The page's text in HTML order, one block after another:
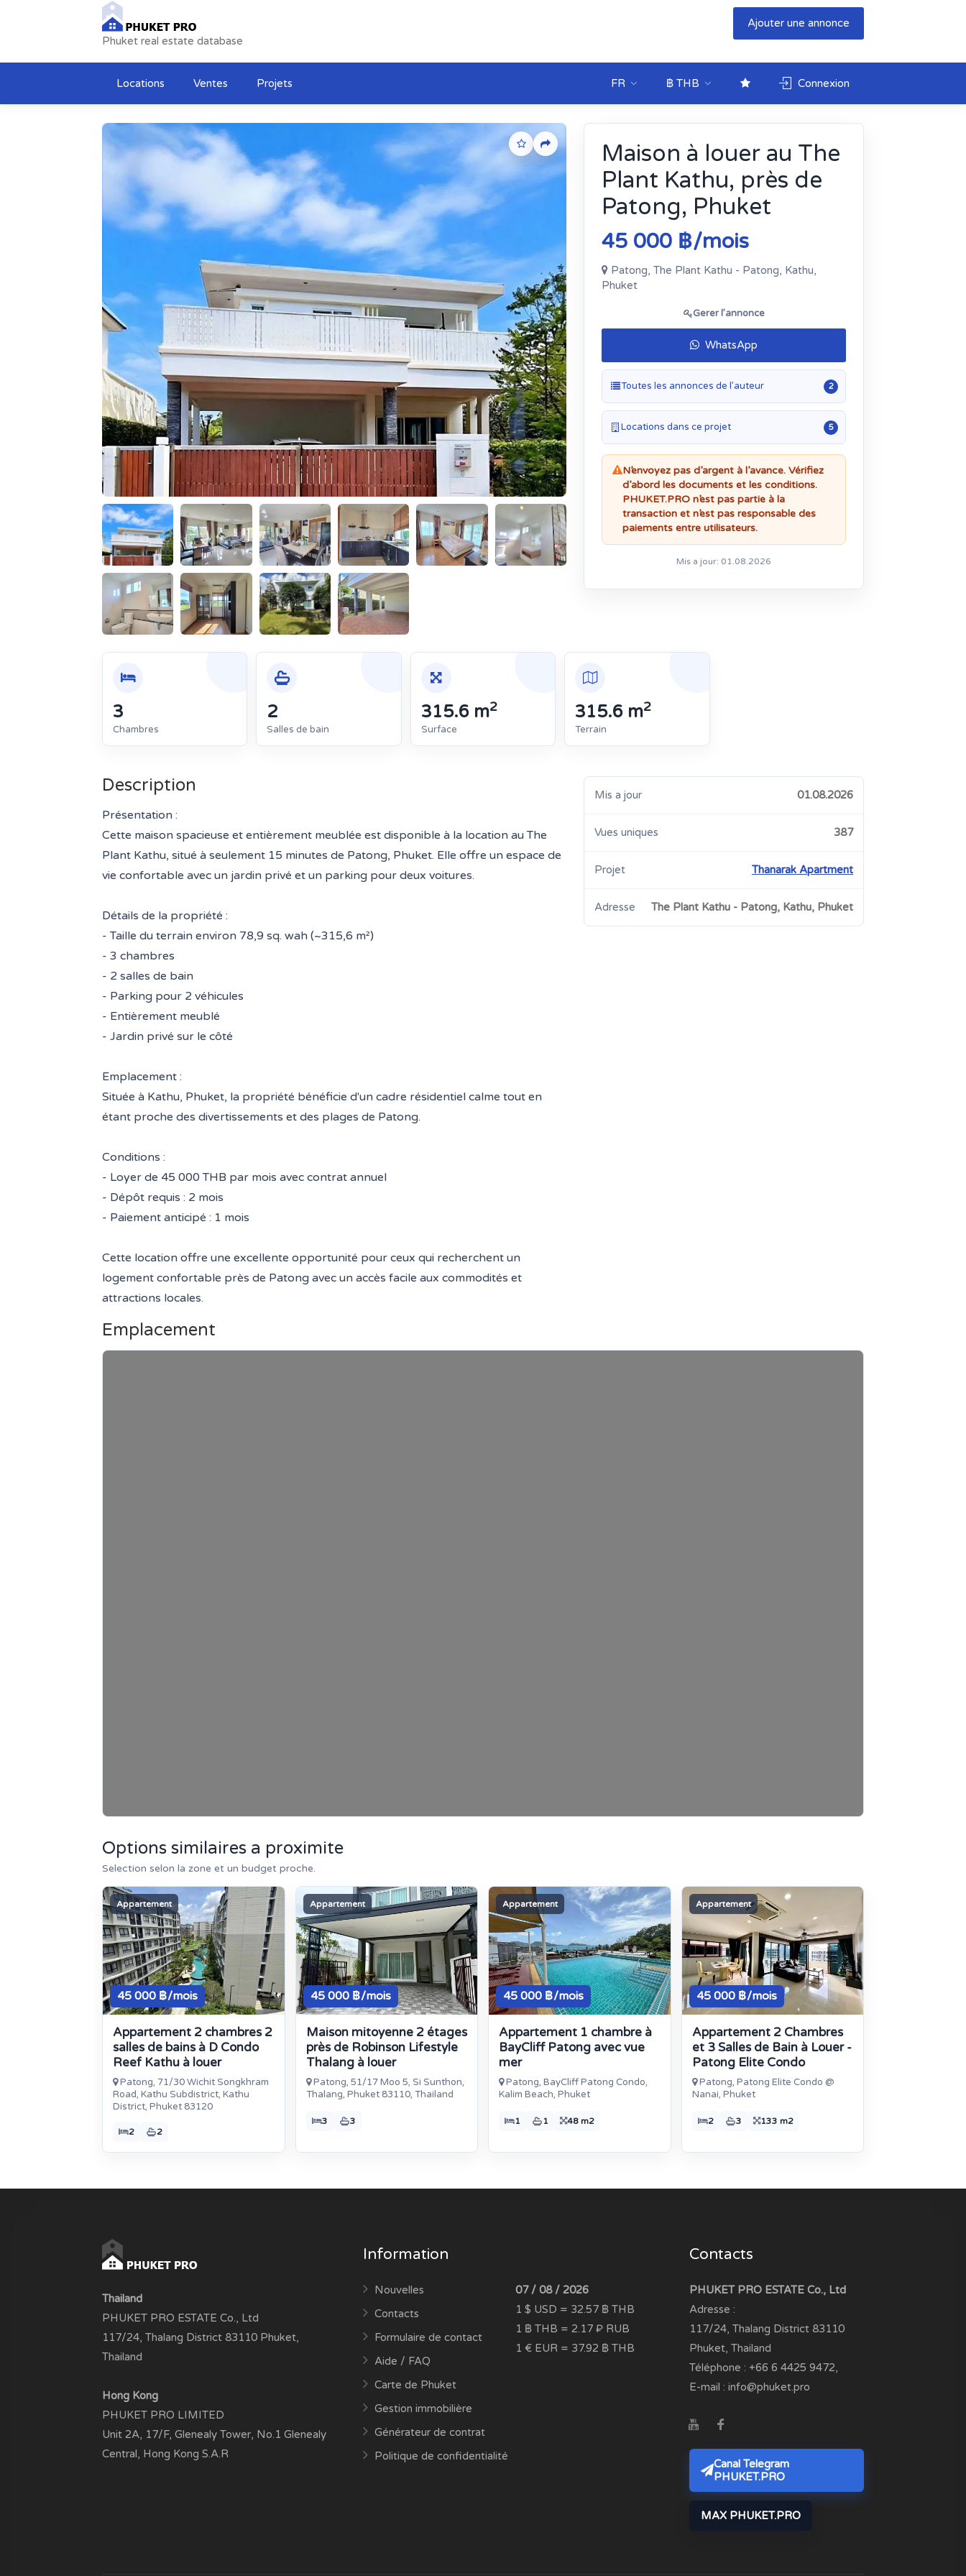
Phuket real estate database
Ajouter une annonce
Locations Ventes Projets Connexion
฿ THB
FR
Maison à louer au The
Plant Kathu, près de
Patong, Phuket
45 000 ฿/mois
Patong, The Plant Kathu - Patong, Kathu,
Phuket
Gerer l’annonce
WhatsApp
Toutes les annonces de l’auteur 2
Locations dans ce projet 5
N’envoyez pas d’argent à l’avance. Vérifiez
d’abord les documents et les conditions.
PHUKET.PRO n’est pas partie à la
transaction et n’est pas responsable des
paiements entre utilisateurs.
Mis a jour: 01.08.2026
3
Chambres
2
Salles de bain
315.6 m2
Surface
315.6 m2
Terrain
Description
Présentation :
Cette maison spacieuse et entièrement meublée est disponible à la location au The
Plant Kathu, situé à seulement 15 minutes de Patong, Phuket. Elle offre un espace de
vie confortable avec un jardin privé et un parking pour deux voitures.
Détails de la propriété :
- Taille du terrain environ 78,9 sq. wah (~315,6 m²)
- 3 chambres
- 2 salles de bain
- Parking pour 2 véhicules
- Entièrement meublé
- Jardin privé sur le côté
Emplacement :
Située à Kathu, Phuket, la propriété bénéficie d'un cadre résidentiel calme tout en
étant proche des divertissements et des plages de Patong.
Conditions :
- Loyer de 45 000 THB par mois avec contrat annuel
- Dépôt requis : 2 mois
- Paiement anticipé : 1 mois
Cette location offre une excellente opportunité pour ceux qui recherchent un
logement confortable près de Patong avec un accès facile aux commodités et
attractions locales.
Mis a jour 01.08.2026
Vues uniques 387
Projet Thanarak Apartment
Adresse The Plant Kathu - Patong, Kathu, Phuket
Emplacement
Options similaires a proximite
Selection selon la zone et un budget proche.
Appartement
45 000 ฿/mois
Appartement 2 chambres 2
salles de bains à D Condo
Reef Kathu à louer
Patong, 71/30 Wichit Songkhram
Road, Kathu Subdistrict, Kathu
District, Phuket 83120
2 2
Appartement
45 000 ฿/mois
Maison mitoyenne 2 étages
près de Robinson Lifestyle
Thalang à louer
Patong, 51/17 Moo 5, Si Sunthon,
Thalang, Phuket 83110, Thailand
3 3
Appartement
45 000 ฿/mois
Appartement 1 chambre à
BayCliff Patong avec vue
mer
Patong, BayCliff Patong Condo,
Kalim Beach, Phuket
1 1 48 m2
Appartement
45 000 ฿/mois
Appartement 2 Chambres
et 3 Salles de Bain à Louer -
Patong Elite Condo
Patong, Patong Elite Condo @
Nanai, Phuket
2 3 133 m2
Thailand
PHUKET PRO ESTATE Co., Ltd
117/24, Thalang District 83110 Phuket,
Thailand
Hong Kong
PHUKET PRO LIMITED
Unit 2A, 17/F, Glenealy Tower, No.1 Glenealy
Central, Hong Kong S.A.R
Information
Nouvelles
Contacts
Formulaire de contact
Aide / FAQ
Carte de Phuket
Gestion immobilière
Générateur de contrat
Politique de confidentialité
07 / 08 / 2026
1 $ USD = 32.57 ฿ THB
1 ฿ THB = 2.17 ₽ RUB
1 € EUR = 37.92 ฿ THB
Contacts
PHUKET PRO ESTATE Co., Ltd
Adresse :
117/24, Thalang District 83110
Phuket, Thailand
Téléphone :+66 6 4425 9472,
E-mail :info@phuket.pro
Canal Telegram
PHUKET.PRO
MAX PHUKET.PRO